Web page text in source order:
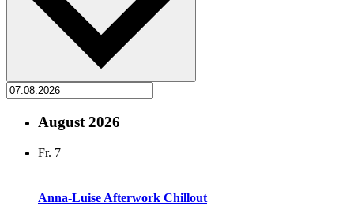
August 2026
Fr. 7
Anna-Luise Afterwork Chillout